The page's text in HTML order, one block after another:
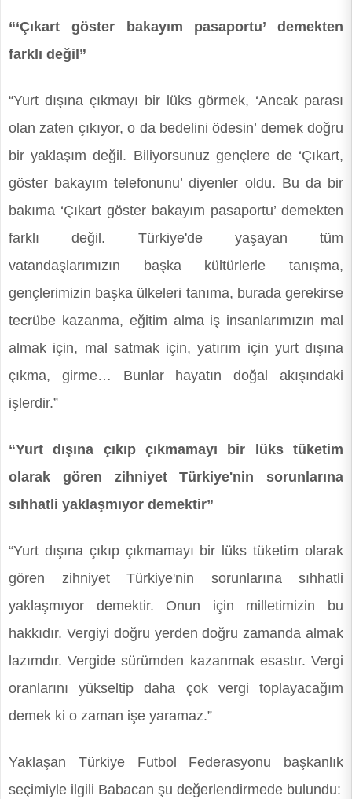
“‘Çıkart göster bakayım pasaportu’ demekten
farklı değil”
“Yurt dışına çıkmayı bir lüks görmek, ‘Ancak parası
olan zaten çıkıyor, o da bedelini ödesin’ demek doğru
bir yaklaşım değil. Biliyorsunuz gençlere de ‘Çıkart,
göster bakayım telefonunu’ diyenler oldu. Bu da bir
bakıma ‘Çıkart göster bakayım pasaportu’ demekten
farklı değil. Türkiye'de yaşayan tüm
vatandaşlarımızın başka kültürlerle tanışma,
gençlerimizin başka ülkeleri tanıma, burada gerekirse
tecrübe kazanma, eğitim alma iş insanlarımızın mal
almak için, mal satmak için, yatırım için yurt dışına
çıkma, girme… Bunlar hayatın doğal akışındaki
işlerdir.”
“Yurt dışına çıkıp çıkmamayı bir lüks tüketim
olarak gören zihniyet Türkiye'nin sorunlarına
sıhhatli yaklaşmıyor demektir”
“Yurt dışına çıkıp çıkmamayı bir lüks tüketim olarak
gören zihniyet Türkiye'nin sorunlarına sıhhatli
yaklaşmıyor demektir. Onun için milletimizin bu
hakkıdır. Vergiyi doğru yerden doğru zamanda almak
lazımdır. Vergide sürümden kazanmak esastır. Vergi
oranlarını yükseltip daha çok vergi toplayacağım
demek ki o zaman işe yaramaz.”
Yaklaşan Türkiye Futbol Federasyonu başkanlık
seçimiyle ilgili Babacan şu değerlendirmede bulundu: